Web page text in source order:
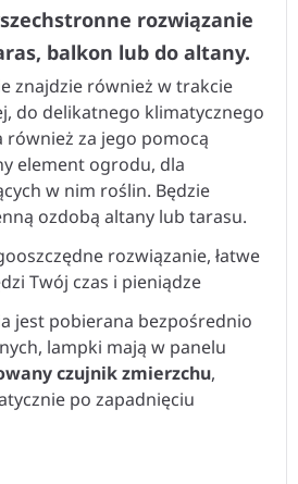
rozwiązanie
balkon lub do altany.
znajdzie również w trakcie
do delikatnego klimatycznego
również za jego pomocą
element ogrodu, dla
w nim roślin. Będzie
ozdobą altany lub tarasu.
rozwiązanie, łatwe
Twój czas i pieniądze
jest pobierana bezpośrednio
lampki mają w panelu
czujnik zmierzchu,
po zapadnięciu